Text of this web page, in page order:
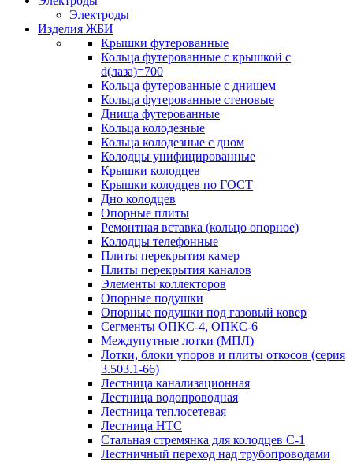
Электроды
Изделия ЖБИ
Крышки футерованные
Кольца футерованные с крышкой с
d(лаза)=700
Кольца футерованные с днищем
Кольца футерованные стеновые
Днища футерованные
Кольца колодезные
Кольца колодезные с дном
Колодцы унифицированные
Крышки колодцев
Крышки колодцев по ГОСТ
Дно колодцев
Опорные плиты
Ремонтная вставка (кольцо опорное)
Колодцы телефонные
Плиты перекрытия камер
Плиты перекрытия каналов
Элементы коллекторов
Опорные подушки
Опорные подушки под газовый ковер
Сегменты ОПКС-4, ОПКС-6
Междупутные лотки (МПЛ)
Лотки, блоки упоров и плиты откосов (серия
3.503.1-66)
Лестница канализационная
Лестница водопроводная
Лестница теплосетевая
Лестница НТС
Стальная стремянка для колодцев С-1
Лестничный переход над трубопроводами